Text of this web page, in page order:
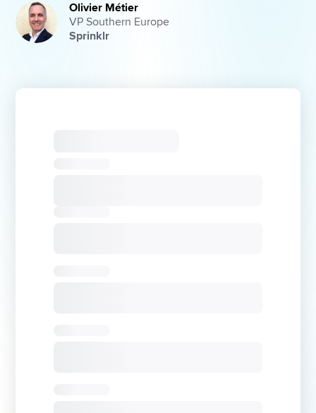
Olivier Métier
VP Southern Europe
Sprinklr